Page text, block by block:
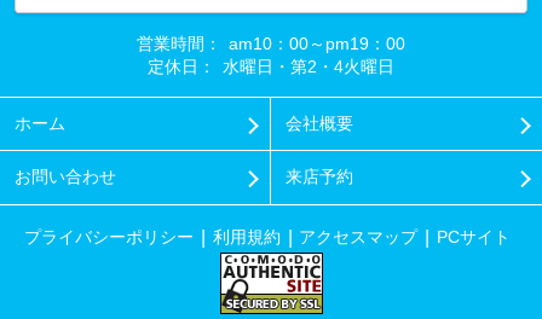
営業時間：
am10：00～pm19：00
定休日：
水曜日・第2・4火曜日
ホーム 会社概要
お問い合わせ 来店予約
プライバシーポリシー 利用規約 アクセスマップ PCサイト